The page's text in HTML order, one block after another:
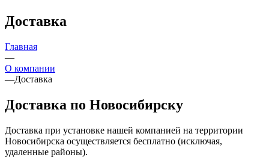
Доставка
Главная
—
О компании
—Доставка
Доставка по Новосибирску
Доставка при установке нашей компанией на территории
Новосибирска осуществляется бесплатно (исключая,
удаленные районы).